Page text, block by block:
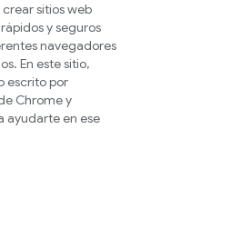
sitios web
y seguros
navegadores
En este sitio,
escrito por
Chrome y
ayudarte en ese